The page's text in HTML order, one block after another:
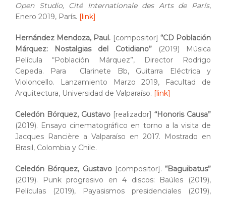
Open Studio, Cité Internationale des Arts de París,
Enero 2019, París. [link]
Hernández Mendoza, Paul. [compositor] “CD Población
Márquez: Nostalgias del Cotidiano”
(2019) Música
Película “Población Márquez”, Director Rodrigo
Cepeda. Para Clarinete Bb, Guitarra Eléctrica y
Violoncello. Lanzamiento Marzo 2019, Facultad de
Arquitectura, Universidad de Valparaíso. [link]
Celedón Bórquez, Gustavo [realizador] “Honoris Causa”
(2019). Ensayo cinematográfico en torno a la visita de
Jacques Rancière a Valparaíso en 2017. Mostrado en
Brasil, Colombia y Chile.
Celedón Bórquez, Gustavo[compositor]. “Baguibatus”
(2019). Punk progresivo en 4 discos: Baúles (2019),
Películas (2019), Payasismos presidenciales (2019),